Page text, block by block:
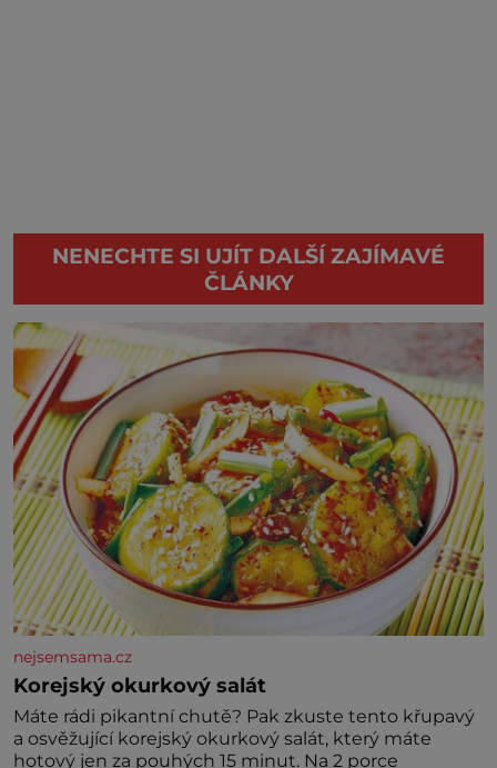
NENECHTE SI UJÍT DALŠÍ ZAJÍMAVÉ
ČLÁNKY
nejsemsama.cz
Korejský okurkový salát
Máte rádi pikantní chutě? Pak zkuste tento křupavý
a osvěžující korejský okurkový salát, který máte
hotový jen za pouhých 15 minut. Na 2 porce